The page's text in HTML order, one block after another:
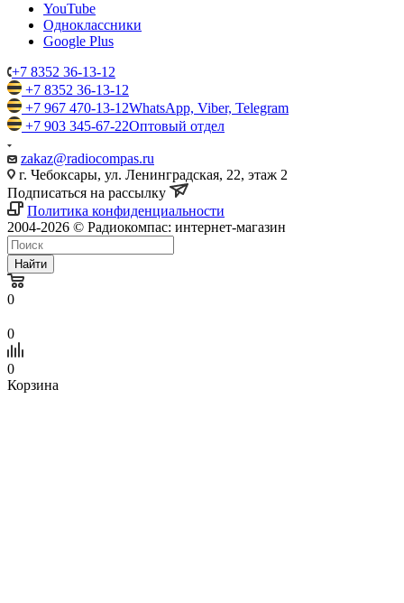
YouTube
Одноклассники
Google Plus
+7 8352 36-13-12
+7 8352 36-13-12
+7 967 470-13-12WhatsApp, Viber, Telegram
+7 903 345-67-22Оптовый отдел
zakaz@radiocompas.ru
г. Чебоксары, ул. Ленинградская, 22, этаж 2
Подписаться на рассылку
Политика конфиденциальности
2004-2026 © Радиокомпас: интернет-магазин
Найти
0
0
0
Корзина